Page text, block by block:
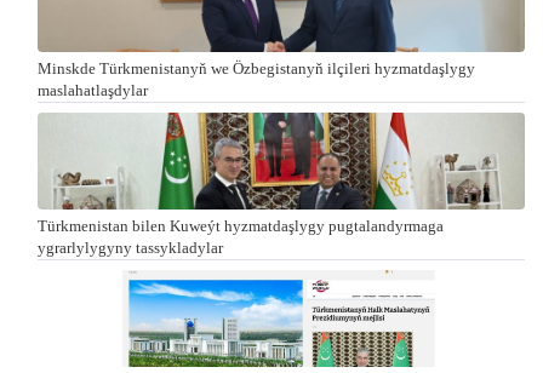
Minskde Türkmenistanyň we Özbegistanyň ilçileri hyzmatdaşlygy
maslahatlaşdylar
Türkmenistan bilen Kuweýt hyzmatdaşlygy pugtalandyrmaga
ygrarlylygyny tassykladylar